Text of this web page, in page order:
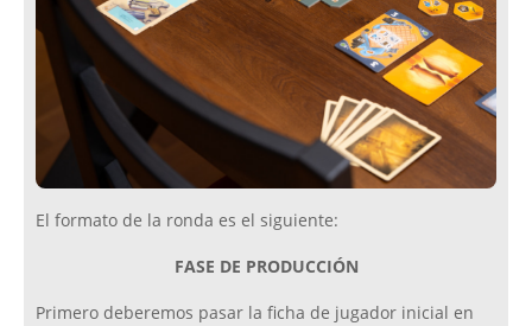
El formato de la ronda es el siguiente:
FASE DE PRODUCCIÓN
Primero deberemos pasar la ficha de jugador inicial en